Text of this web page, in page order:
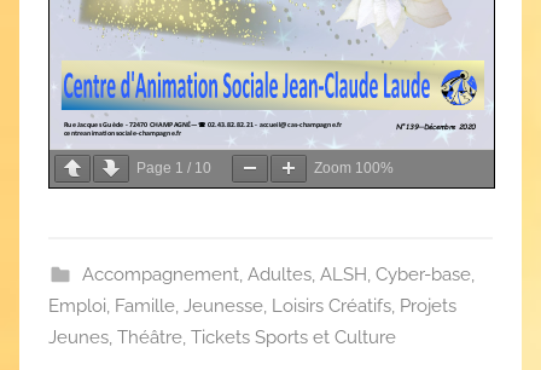
Page 1 / 10 Zoom 100%
Accompagnement, Adultes, ALSH, Cyber-base,
Emploi, Famille, Jeunesse, Loisirs Créatifs, Projets
Jeunes, Théâtre, Tickets Sports et Culture